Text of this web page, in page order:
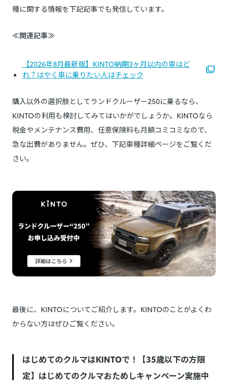
種に関する情報を下記記事でも発信しています。
≪関連記事≫
【2026年8月最新版】KINTO納期3ヶ月以内の車はど
れ？はやく車に乗りたい人はチェック
購入以外の選択肢としてランドクルーザー250に乗るなら、
KINTOの利用も検討してみてはいかがでしょうか。KINTOなら
税金やメンテナンス費用、任意保険料も月額コミコミなので、
急な出費がありません。ぜひ、下記車種詳細ページをご覧くだ
さい。
最後に、KINTOについてご紹介します。KINTOのことがよくわ
からない方はぜひご覧ください。
はじめてのクルマはKINTOで！【35歳以下の方限
定】はじめてのクルマおためしキャンペーン実施中